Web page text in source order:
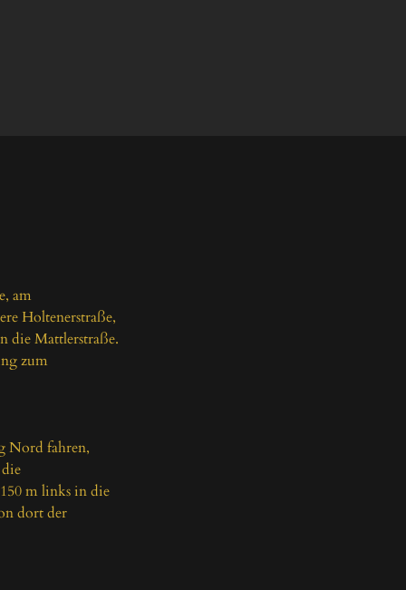
am
Holtenerstraße,
die Mattlerstraße.
zum
Nord fahren,
m links in die
dort der